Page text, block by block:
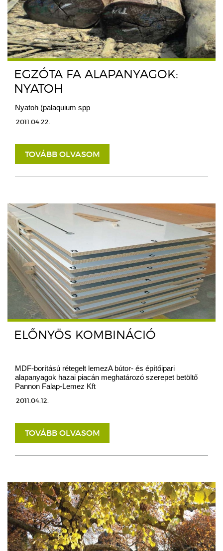
EGZÓTA FA ALAPANYAGOK:
NYATOH
Nyatoh (palaquium spp
2011.04.22.
TOVÁBB OLVASOM
ELŐNYÖS KOMBINÁCIÓ
MDF-borítású rétegelt lemezA bútor- és építőipari
alapanyagok hazai piacán meghatározó szerepet betöltő
Pannon Falap-Lemez Kft
2011.04.12.
TOVÁBB OLVASOM